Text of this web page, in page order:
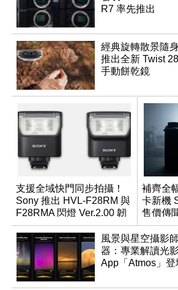
R7 率先推出
經典旋轉散景隨
推出全新 Twist
手動餅乾鏡
支援全域快門同步拍攝！
Sony 推出 HVL-F28RM 與
F28RMA 閃燈 Ver.2.00 韌
體
補齊全
卡新機
售價傳
風景與星空攝影
器：專業解讀光
App「Atmos」登